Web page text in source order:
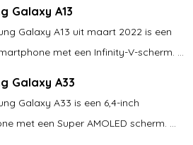
Galaxy A13
Galaxy A13 uit maart 2022 is een
met een Infinity-V-scherm. ...
Galaxy A33
Galaxy A33 is een 6,4-inch
met een Super AMOLED scherm. ...